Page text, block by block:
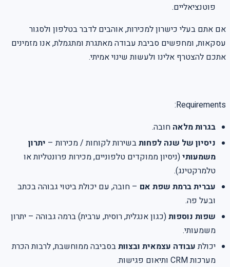
פוטנציאליים.
אם אתם בעלי כישרון למכירות, אוהבים לדבר בטלפון ולסגור
עסקאות, ומחפשים סביבת עבודה מאתגרת ומתגמלת, אנו מזמינים
אתכם להצטרף אלינו ולעשות שינוי אמיתי.
Requirements:
בגרות מלאה חובה.
ניסיון של שנה לפחותבשירות לקוחות / מכירות – יתרון
משמעותי(ניסיון ממוקדים טלפוניים, מכירות פרונטליות או
טלמרקטינג).
עברית ברמת שפת אם – חובה, עם יכולת ביטוי גבוהה בכתב
ובעל פה.
שפות נוספות(כגון אנגלית, רוסית, ערבית) ברמה גבוהה – יתרון
משמעותי.
יכולתעבודה עצמאית ובצוותבסביבה ממוחשבת, לרבות הכרת
מערכות CRM ותיאום פגישות.